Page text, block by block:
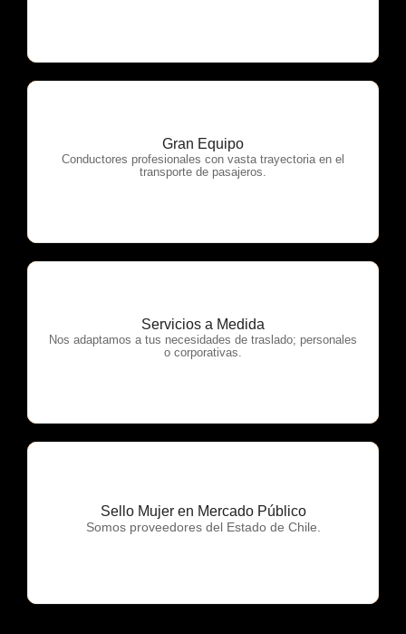
Gran Equipo
Conductores profesionales con vasta trayectoria en el
transporte de pasajeros.
OTP Servicios
Servicios a Medida
Nos adaptamos a tus necesidades de traslado; personales
o corporativas.
OTP Servicios
Sello Mujer en Mercado Público
Somos proveedores del Estado de Chile.
OTP Servicios